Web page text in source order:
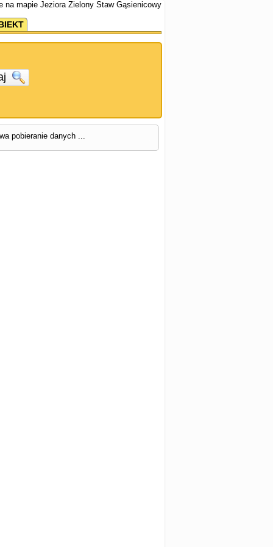
na mapie Jeziora Zielony Staw Gąsienicowy
pobieranie danych ...